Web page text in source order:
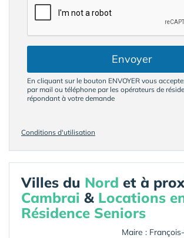
Envoyer
En cliquant sur le bouton ENVOYER vous
par mail ou téléphone par les opérateurs de
répondant à votre demande
Conditions d'utilisation
Villes du Nord et à
Cambrai & Locations
Résidence Seniors
Maire :